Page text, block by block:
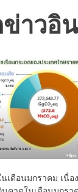
าวอิ
ดือนมกราคม เนื่